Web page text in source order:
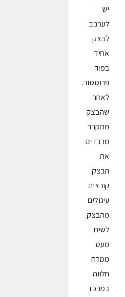
יש
לערבב
לבצק
אחיד
בפוד
פרוססור.
לאחר
שהבצק
מתקרר
מרדדים
את
הבצק.
קורצים
עיגולים
מהבצק.
לשים
מעט
ממרח
חלווה
במרכז